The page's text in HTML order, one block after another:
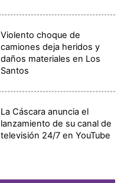
Violento choque de
camiones deja heridos y
daños materiales en Los
Santos
La Cáscara anuncia el
lanzamiento de su canal de
televisión 24/7 en YouTube